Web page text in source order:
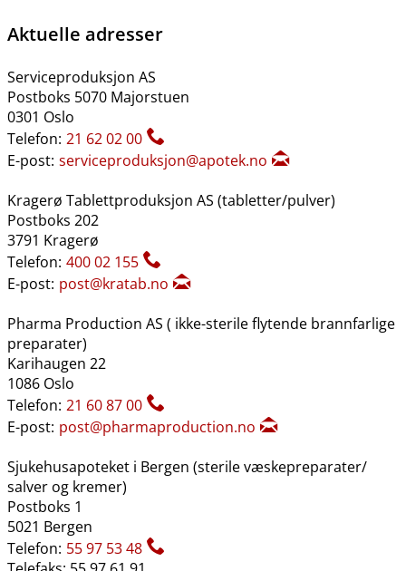
Aktuelle adresser
Serviceproduksjon AS
Postboks 5070 Majorstuen
0301 Oslo
Telefon: 21 62 02 00
E-post: serviceproduksjon@apotek.no
Kragerø Tablettproduksjon AS (tabletter​/​pulver)
Postboks 202
3791 Kragerø
Telefon: 400 02 155
E-post: post@kratab.no
Pharma Production AS ( ikke-sterile flytende brannfarlige
preparater)
Karihaugen 22
1086 Oslo
Telefon: 21 60 87 00
E-post: post@pharmaproduction.no
Sjukehusapoteket i Bergen (sterile væskepreparater​/​
salver og kremer)
Postboks 1
5021 Bergen
Telefon: 55 97 53 48